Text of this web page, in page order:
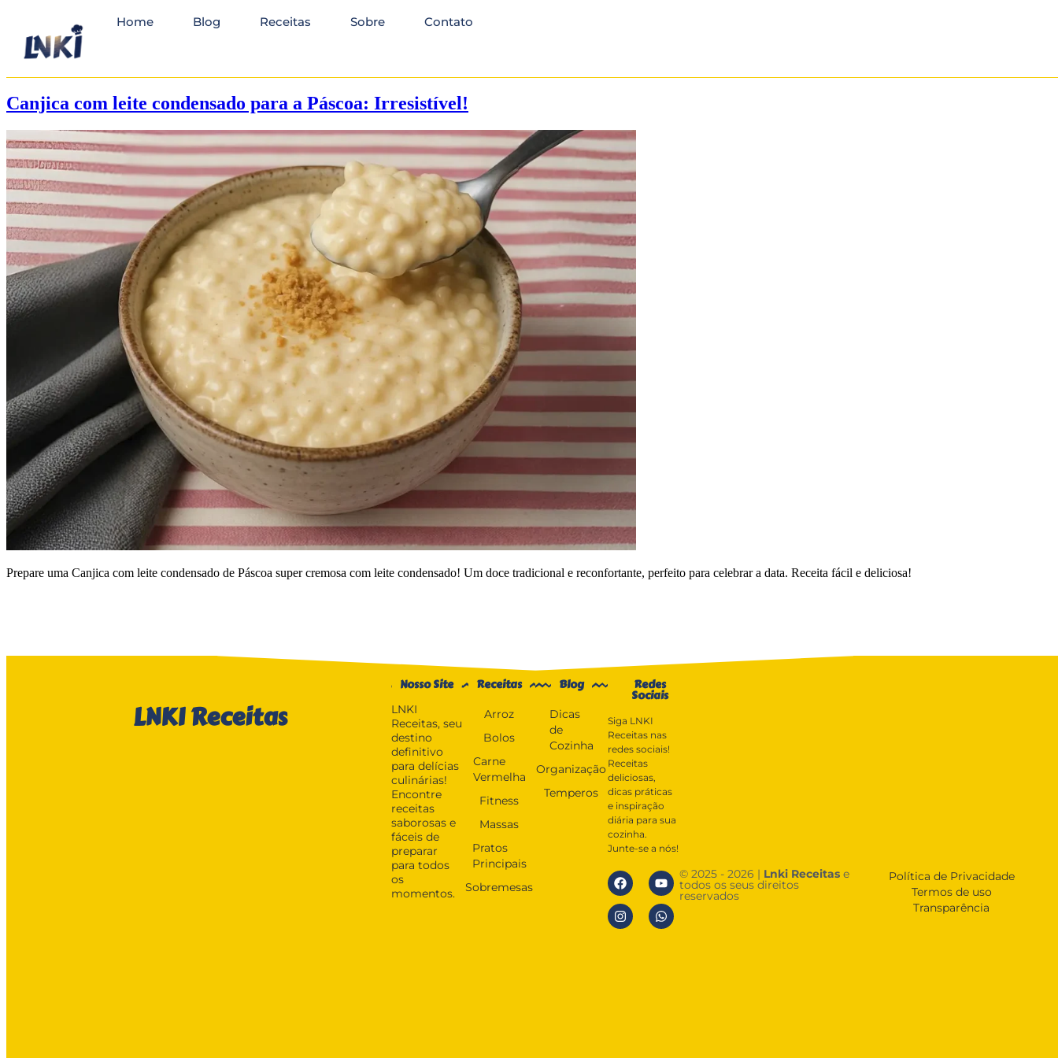
Home Blog Receitas Sobre Contato
Canjica com leite condensado para a Páscoa: Irresistível!
Prepare uma Canjica com leite condensado de Páscoa super cremosa com leite condensado! Um doce tradicional e reconfortante, perfeito para celebrar a data. Receita fácil e deliciosa!
LNKIReceitas
Nosso Site
LNKI
Receitas, seu
destino
definitivo
para delícias
culinárias!
Encontre
receitas
saborosas e
fáceis de
preparar
para todos
os
momentos.
Receitas
Arroz
Bolos
Carne
Vermelha
Fitness
Massas
Pratos
Principais
Sobremesas
Blog
Dicas
de
Cozinha
Organização
Temperos
Redes
Sociais
Siga LNKI
Receitas nas
redes sociais!
Receitas
deliciosas,
dicas práticas
e inspiração
diária para sua
cozinha.
Junte-se a nós!
© 2025 - 2026 | Lnki Receitas e
todos os seus direitos
reservados
Política de Privacidade
Termos de uso
Transparência